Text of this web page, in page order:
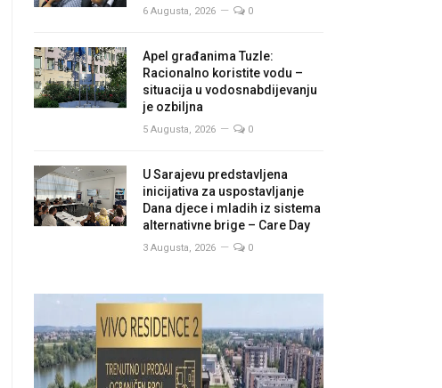
6 Augusta, 2026 0
Apel građanima Tuzle:
Racionalno koristite vodu –
situacija u vodosnabdijevanju
je ozbiljna
5 Augusta, 2026 0
U Sarajevu predstavljena
inicijativa za uspostavljanje
Dana djece i mladih iz sistema
alternativne brige – Care Day
3 Augusta, 2026 0